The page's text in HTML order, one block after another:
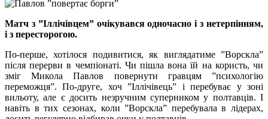
Матч з ”Іллічівцем” очікувався одночасно і з нетерпінням,
і з пересторогою.
По-перше, хотілося подивитися, як виглядатиме ”Ворскла”
після перерви в чемпіонаті. Чи пішла вона їй на користь, чи
зміг Микола Павлов повернути гравцям ”психологію
переможця”. По-друге, хоч ”Іллічівець” і перебуває у зоні
вильоту, але є досить незручним суперником у полтавців. І
навіть в тих сезонах, коли ”Ворскла” перебувала в лідерах,